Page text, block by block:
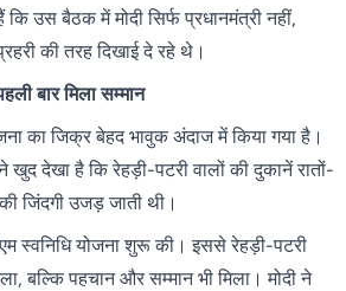
उस बैठक में मोदी सिर्फ प्रधानमंत्री नहीं,
की तरह दिखाई दे रहे थे।
बार मिला सम्मान
का जिक्र बेहद भावुक अंदाज में किया गया है।
खुद देखा है कि रेहड़ी-पटरी वालों की दुकानें रातों-
जिंदगी उजड़ जाती थी।
स्वनिधि योजना शुरू की। इससे रेहड़ी-पटरी
बल्कि पहचान और सम्मान भी मिला। मोदी ने